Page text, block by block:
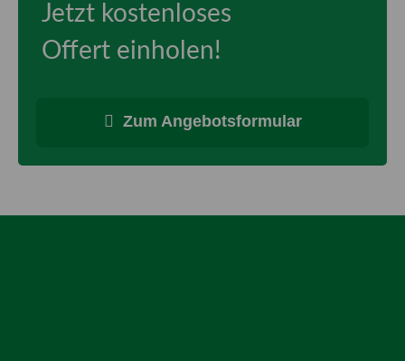
Jetzt kostenloses
Offert einholen!
Zum Angebotsformular